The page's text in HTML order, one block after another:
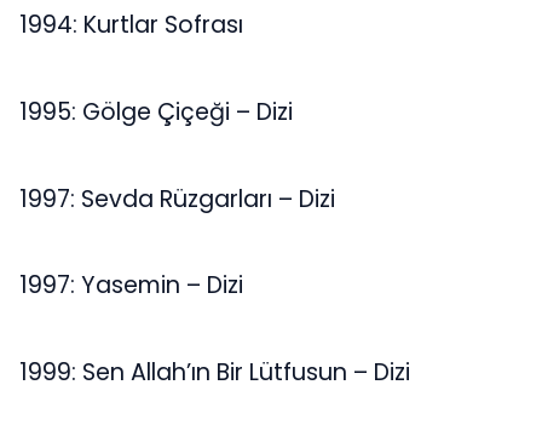
1994: Kurtlar Sofrası
1995: Gölge Çiçeği – Dizi
1997: Sevda Rüzgarları – Dizi
1997: Yasemin – Dizi
1999: Sen Allah’ın Bir Lütfusun – Dizi